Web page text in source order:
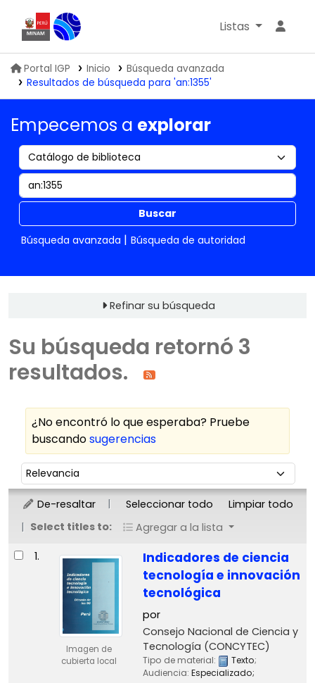
Biblioteca IGP
Listas
Portal IGP Inicio
Búsqueda avanzada
Resultados de búsqueda para 'an:1355'
Empecemos a explorar
Buscar
Búsqueda avanzada
Búsqueda de autoridad
Refinar su búsqueda
Su búsqueda retornó 3
resultados.
¿No encontró lo que esperaba? Pruebe
buscandosugerencias
Ordenar
Ordenar por:
De-resaltar Seleccionar todo
Limpiar todo
Select titles to:
Agregar a la lista
Resultados
1.
Imagen de
cubierta local
Indicadores de ciencia
tecnología e innovación
tecnológica
por
Consejo Nacional de Ciencia y
Tecnología (CONCYTEC)
Tipo de material: Texto;
Audiencia: Especializado;